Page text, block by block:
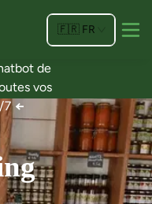
🇫🇷 FR
de
vos
7←